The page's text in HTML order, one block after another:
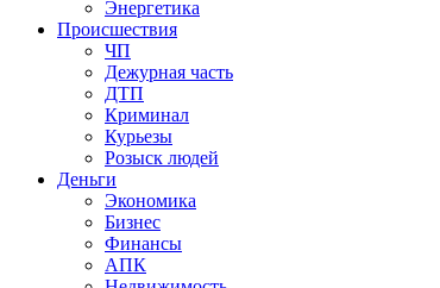
Энергетика
Происшествия
ЧП
Дежурная часть
ДТП
Криминал
Курьезы
Розыск людей
Деньги
Экономика
Бизнес
Финансы
АПК